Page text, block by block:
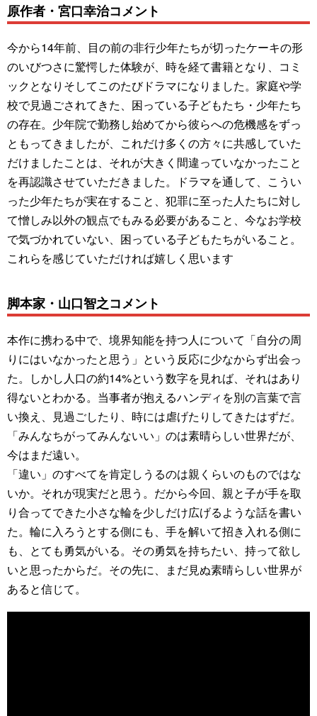
原作者・宮口幸治コメント
今から14年前、目の前の非行少年たちが切ったケーキの形
のいびつさに驚愕した体験が、時を経て書籍となり、コミ
ックとなりそしてこのたびドラマになりました。家庭や学
校で見過ごされてきた、困っている子どもたち・少年たち
の存在。少年院で勤務し始めてから彼らへの危機感をずっ
ともってきましたが、これだけ多くの方々に共感していた
だけましたことは、それが大きく間違っていなかったこと
を再認識させていただきました。ドラマを通して、こうい
った少年たちが実在すること、犯罪に至った人たちに対し
て憎しみ以外の観点でもみる必要があること、今なお学校
で気づかれていない、困っている子どもたちがいること。
これらを感じていただければ嬉しく思います
脚本家・山口智之コメント
本作に携わる中で、境界知能を持つ人について「自分の周
りにはいなかったと思う」という反応に少なからず出会っ
た。しかし人口の約14%という数字を見れば、それはあり
得ないとわかる。当事者が抱えるハンディを別の言葉で言
い換え、見過ごしたり、時には虐げたりしてきたはずだ。
「みんなちがってみんないい」のは素晴らしい世界だが、
今はまだ遠い。
「違い」のすべてを肯定しうるのは親くらいのものではな
いか。それが現実だと思う。だから今回、親と子が手を取
り合ってできた小さな輪を少しだけ広げるような話を書い
た。輪に入ろうとする側にも、手を解いて招き入れる側に
も、とても勇気がいる。その勇気を持ちたい、持って欲し
いと思ったからだ。その先に、まだ見ぬ素晴らしい世界が
あると信じて。